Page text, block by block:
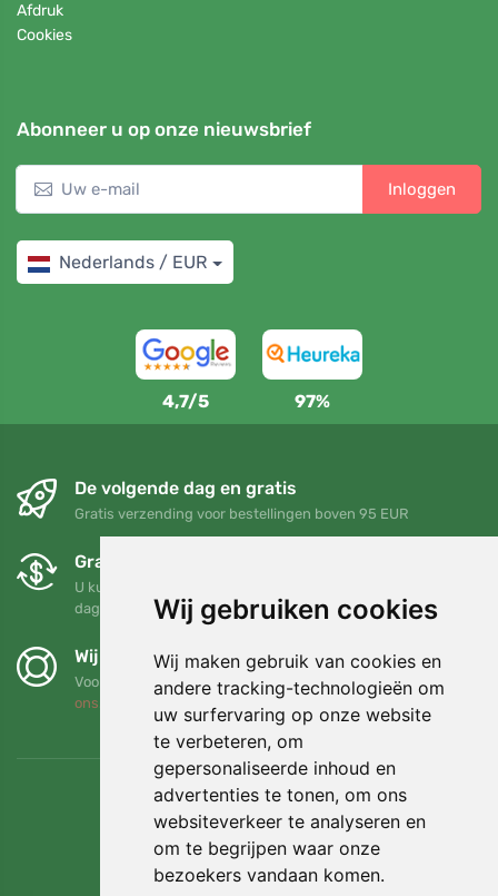
Wij gebruiken cookies
Wij maken gebruik van cookies en
andere tracking-technologieën om
uw surfervaring op onze website
te verbeteren, om
gepersonaliseerde inhoud en
advertenties te tonen, om ons
websiteverkeer te analyseren en
om te begrijpen waar onze
bezoekers vandaan komen.
Afdruk
Cookies
Abonneer u op onze nieuwsbrief
Inloggen
Nederlands / EUR
4,7/5 97%
De volgende dag en gratis
Gratis verzending voor bestellingen boven 95 EUR
Gratis ruilen en retourneren
U kunt uw bestelling op elk gewenst moment binnen 90
dagen retourneren of ruilen
Wij steunen Trees.org
Voor elke bestelling planten we een boom! Lees meer Over
ons